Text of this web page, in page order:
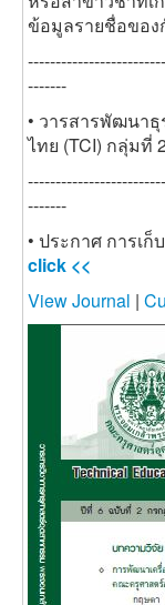
ข้อมูลรายชื่อของ
-------
• วารสารพัฒนา
ไทย (TCI) กลุ่มที่
-------
• ประกาศ การเ
click <<
View Journal |